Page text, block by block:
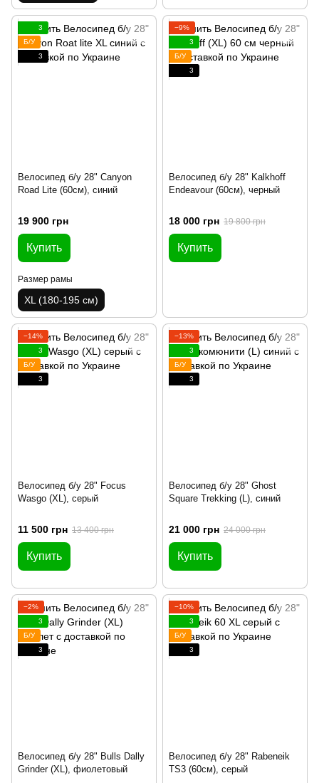
3
Б/У
3
Велосипед б/у 28" Canyon
Road Lite (60см), синий
19 900 грн
Купить
Размер рамы
XL (180-195 см)
−9%
3
Б/У
3
Велосипед б/у 28" Kalkhoff
Endeavour (60см), черный
18 000 грн 19 800 грн
Купить
−14%
3
Б/У
3
Велосипед б/у 28" Focus
Wasgo (XL), серый
11 500 грн 13 400 грн
Купить
−13%
3
Б/У
3
Велосипед б/у 28" Ghost
Square Trekking (L), синий
21 000 грн 24 000 грн
Купить
−2%
3
Б/У
3
Велосипед б/у 28" Bulls Dally
Grinder (XL), фиолетовый
−10%
3
Б/У
3
Велосипед б/у 28" Rabeneik
TS3 (60см), серый